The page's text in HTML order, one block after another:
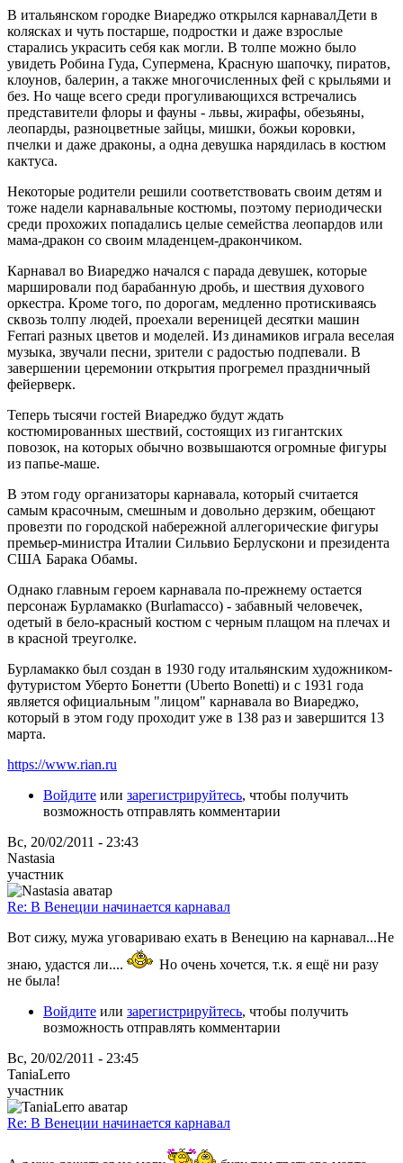
В итальянском городке Виареджо открылся карнавалДети в
колясках и чуть постарше, подростки и даже взрослые
старались украсить себя как могли. В толпе можно было
увидеть Робина Гуда, Супермена, Красную шапочку, пиратов,
клоунов, балерин, а также многочисленных фей с крыльями и
без. Но чаще всего среди прогуливающихся встречались
представители флоры и фауны - львы, жирафы, обезьяны,
леопарды, разноцветные зайцы, мишки, божьи коровки,
пчелки и даже драконы, а одна девушка нарядилась в костюм
кактуса.
Некоторые родители решили соответствовать своим детям и
тоже надели карнавальные костюмы, поэтому периодически
среди прохожих попадались целые семейства леопардов или
мама-дракон со своим младенцем-дракончиком.
Карнавал во Виареджо начался с парада девушек, которые
маршировали под барабанную дробь, и шествия духового
оркестра. Кроме того, по дорогам, медленно протискиваясь
сквозь толпу людей, проехали вереницей десятки машин
Ferrari разных цветов и моделей. Из динамиков играла веселая
музыка, звучали песни, зрители с радостью подпевали. В
завершении церемонии открытия прогремел праздничный
фейерверк.
Теперь тысячи гостей Виареджо будут ждать
костюмированных шествий, состоящих из гигантских
повозок, на которых обычно возвышаются огромные фигуры
из папье-маше.
В этом году организаторы карнавала, который считается
самым красочным, смешным и довольно дерзким, обещают
провезти по городской набережной аллегорические фигуры
премьер-министра Италии Сильвио Берлускони и президента
США Барака Обамы.
Однако главным героем карнавала по-прежнему остается
персонаж Бурламакко (Burlamacco) - забавный человечек,
одетый в бело-красный костюм с черным плащом на плечах и
в красной треуголке.
Бурламакко был создан в 1930 году итальянским художником-
футуристом Уберто Бонетти (Uberto Bonetti) и с 1931 года
является официальным "лицом" карнавала во Виареджо,
который в этом году проходит уже в 138 раз и завершится 13
марта.
https://www.rian.ru
Войдите или зарегистрируйтесь, чтобы получить
возможность отправлять комментарии
Вс, 20/02/2011 - 23:43
Nastasia
участник
Re: В Венеции начинается карнавал
Вот сижу, мужа уговариваю ехать в Венецию на карнавал...Не
знаю, удастся ли....
Но очень хочется, т.к. я ещё ни разу
не была!
Войдите или зарегистрируйтесь, чтобы получить
возможность отправлять комментарии
Вс, 20/02/2011 - 23:45
TaniaLerro
участник
Re: В Венеции начинается карнавал